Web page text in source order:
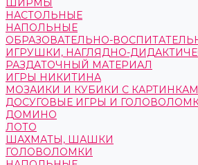
ШИРМЫ
НАСТОЛЬНЫЕ
НАПОЛЬНЫЕ
ОБРАЗОВАТЕЛЬНО-
ИГРУШКИ, НАГЛЯДНО-
РАЗДАТОЧНЫЙ МАТЕРИАЛ
ИГРЫ НИКИТИНА
МОЗАИКИ И КУБИКИ С
ДОСУГОВЫЕ ИГРЫ И
ДОМИНО
ЛОТО
ШАХМАТЫ, ШАШКИ
ГОЛОВОЛОМКИ